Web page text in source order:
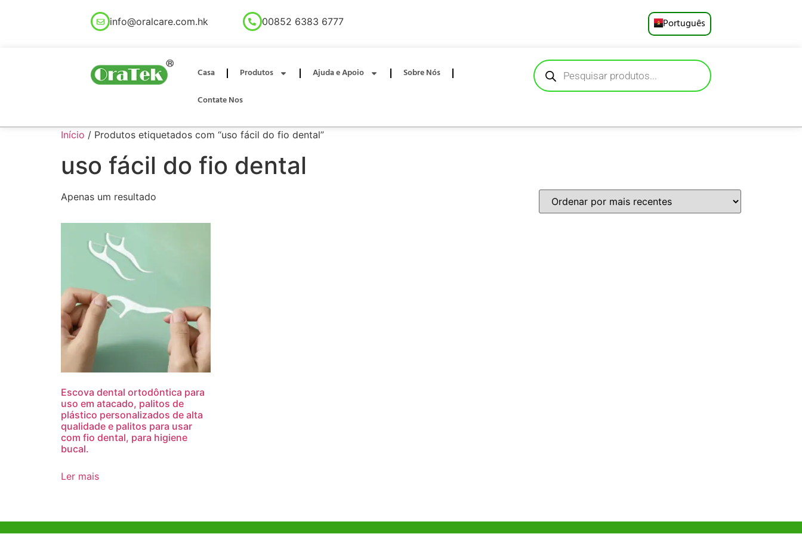
info@oralcare.com.hk 00852 6383 6777
Português
Русский
Casa Produtos Ajuda e Apoio
Sobre Nós
Contate Nos
Início / Produtos etiquetados com “uso fácil do fio dental”
uso fácil do fio dental
Apenas um resultado
Escova dental ortodôntica para
uso em atacado, palitos de
plástico personalizados de alta
qualidade e palitos para usar
com fio dental, para higiene
bucal.
Ler mais